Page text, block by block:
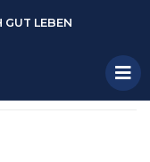
GUT LEBEN